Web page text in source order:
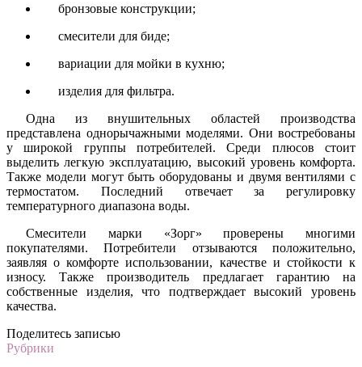
бронзовые конструкции;
смесители для биде;
вариации для мойки в кухню;
изделия для фильтра.
Одна из внушительных областей производства
представлена однорычажными моделями. Они востребованы
у широкой группы потребителей. Среди плюсов стоит
выделить легкую эксплуатацию, высокий уровень комфорта.
Также модели могут быть оборудованы и двумя вентилями с
термостатом. Последний отвечает за регулировку
температурного диапазона воды.
Смесители марки «Зорг» проверены многими
покупателями. Потребители отзываются положительно,
заявляя о комфорте использовании, качестве и стойкости к
износу. Также производитель предлагает гарантию на
собственные изделия, что подтверждает высокий уровень
качества.
Поделитесь записью
Рубрики